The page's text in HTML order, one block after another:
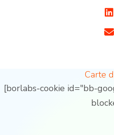
Carte
[borlabs-cookie id="bb-